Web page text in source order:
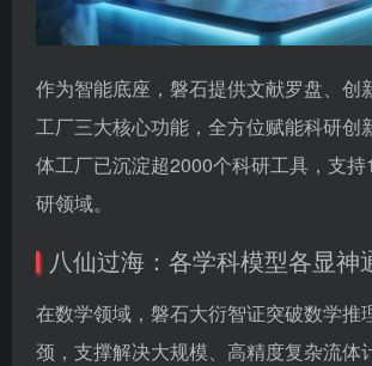
作为智能底座，磐石提供文献罗盘、创
工厂三大核心功能，全方位赋能科研创
体工厂已沉淀超2000个科研工具，支
研领域。
八仙过海：各学科模型各显神
在数学领域，磐石大衍智证突破数学推
颈，支撑解决大规模、高精度复杂流体